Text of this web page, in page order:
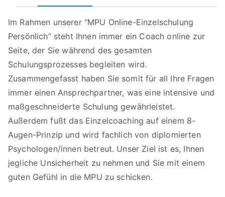
Im Rahmen unserer “MPU Online-Einzelschulung
Persönlich” steht Ihnen immer ein Coach online zur
Seite, der Sie während des gesamten
Schulungsprozesses begleiten wird.
Zusammengefasst haben Sie somit für all Ihre Fragen
immer einen Ansprechpartner, was eine intensive und
maßgeschneiderte Schulung gewährleistet.
Außerdem fußt das Einzelcoaching auf einem 8-
Augen-Prinzip und wird fachlich von diplomierten
Psychologen/innen betreut. Unser Ziel ist es, Ihnen
jegliche Unsicherheit zu nehmen und Sie mit einem
guten Gefühl in die MPU zu schicken.